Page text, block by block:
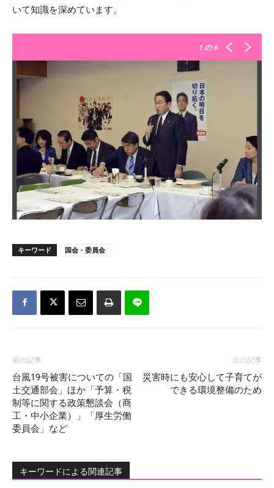
いて知識を深めています。
1 の 6
キーワード 国会・委員会
前の記事
台風19号被害についての「国
土交通部会」ほか「予算・税
制等に関する政策懇談会（商
工・中小企業）」「厚生労働
委員会」など
次の記事
災害時にも安心して子育てが
できる環境整備のため
キーワードによる関連記事